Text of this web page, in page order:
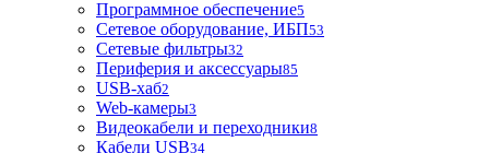
Программное обеспечение5
Сетевое оборудование, ИБП53
Сетевые фильтры32
Периферия и аксессуары85
USB-хаб2
Web-камеры3
Видеокабели и переходники8
Кабели USB34